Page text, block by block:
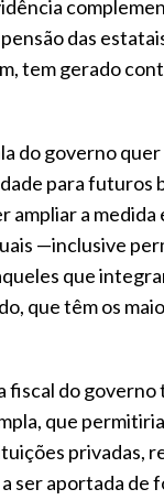
das
tem gerado
do governo
para futuros
ampliar a medida
—inclusive
que
que têm os
fiscal do governo
que
privadas,
ser aportada de